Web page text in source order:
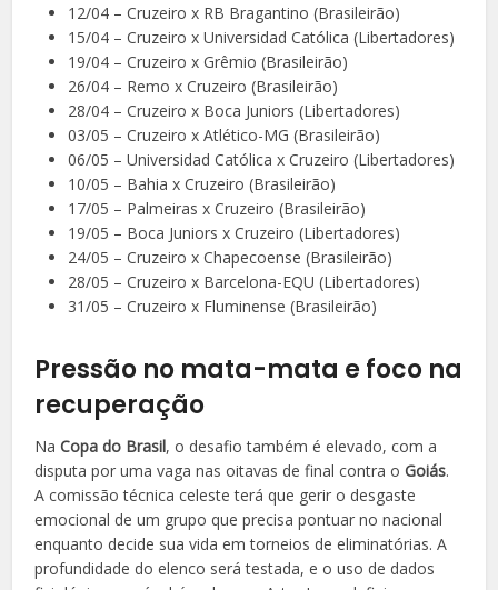
12/04 – Cruzeiro x RB Bragantino (Brasileirão)
15/04 – Cruzeiro x Universidad Católica (Libertadores)
19/04 – Cruzeiro x Grêmio (Brasileirão)
26/04 – Remo x Cruzeiro (Brasileirão)
28/04 – Cruzeiro x Boca Juniors (Libertadores)
03/05 – Cruzeiro x Atlético-MG (Brasileirão)
06/05 – Universidad Católica x Cruzeiro (Libertadores)
10/05 – Bahia x Cruzeiro (Brasileirão)
17/05 – Palmeiras x Cruzeiro (Brasileirão)
19/05 – Boca Juniors x Cruzeiro (Libertadores)
24/05 – Cruzeiro x Chapecoense (Brasileirão)
28/05 – Cruzeiro x Barcelona-EQU (Libertadores)
31/05 – Cruzeiro x Fluminense (Brasileirão)
Pressão no mata-mata e foco na
recuperação
NaCopa do Brasil, o desafio também é elevado, com a
disputa por uma vaga nas oitavas de final contra oGoiás.
A comissão técnica celeste terá que gerir o desgaste
emocional de um grupo que precisa pontuar no nacional
enquanto decide sua vida em torneios de eliminatórias. A
profundidade do elenco será testada, e o uso de dados